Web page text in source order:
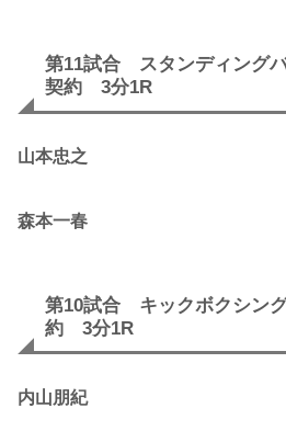
第11試合 スタンディング
契約 3分1R
山本忠之
森本一春
第10試合 キックボクシン
約 3分1R
内山朋紀